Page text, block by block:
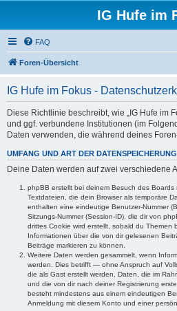
IG Hufe im
FAQ
Foren-Übersicht
IG Hufe im Fokus -
Diese Richtlinie beschreibt, wie „IG Hufe im
und ggf. verbundene Institutionen (im
Daten verwenden, die während deines
UMFANG UND ART DER DATENSPEICHERUNG
Deine Daten werden auf zwei verschiedene
phpBB erstellt bei deinem Besuch des Boards
Textdateien, die dein Browser als temporäre
enthalten eine eindeutige Benutzer-Nummer
Sitzungs-Nummer (Session-ID), die dir von
drittes Cookie wird erstellt, sobald du Themen
Informationen über die von dir gelesenen
Beiträge markieren zu können.
Weitere Daten werden gesammelt, wenn
werden. Dies betrifft — ohne Anspruch auf
die als Gast erstellt werden, Daten, die im
und die von dir nach deiner Registrierung
besteht mindestens aus einem eindeutigen
Anmeldung mit diesem Konto und einer